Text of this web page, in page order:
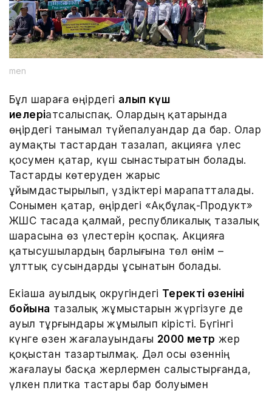
men
Бұл шараға өңірдегі алып күш
иелеріатсалыспақ. Олардың қатарында
өңірдегі танымал түйепалуандар да бар. Олар
аумақты тастардан тазалап, акцияға үлес
қосумен қатар, күш сынастыратын болады.
Тастарды көтеруден жарыс
ұйымдастырылып, үздіктері марапатталады.
Сонымен қатар, өңірдегі «Ақбұлақ-Продукт»
ЖШС тасада қалмай, республикалық тазалық
шарасына өз үлестерін қоспақ. Акцияға
қатысушылардың барлығына төл өнім –
ұлттық сусындарды ұсынатын болады.
Екіаша ауылдық округіндегі Теректі өзенінің
бойына тазалық жұмыстарын жүргізуге де
ауыл тұрғындары жұмылып кірісті. Бүгінгі
күнге өзен жағалауындағы 2000 метр жер
қоқыстан тазартылмақ. Дәл осы өзеннің
жағалауы басқа жерлермен салыстырғанда,
үлкен плитка тастары бар болуымен